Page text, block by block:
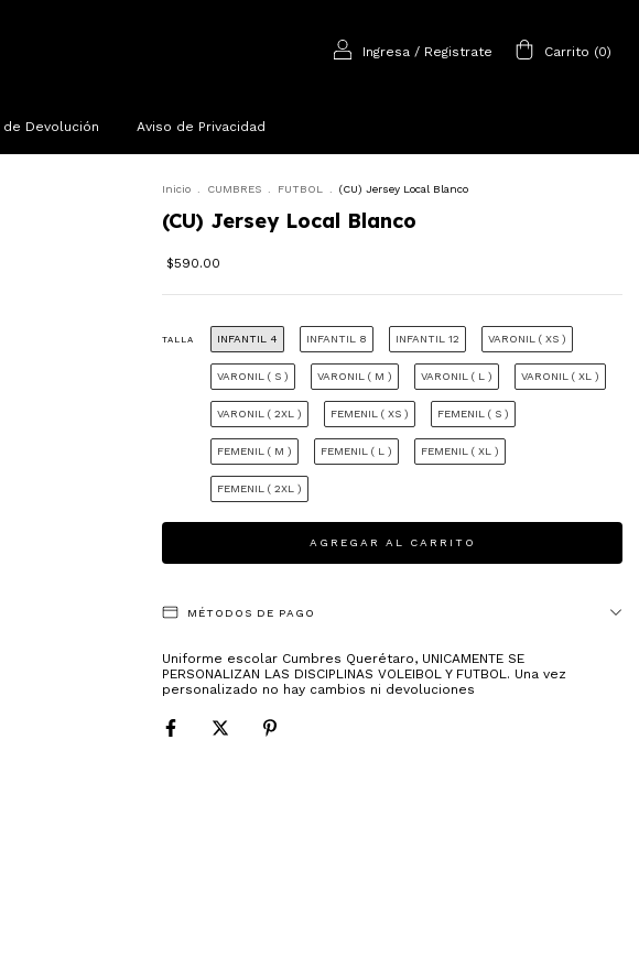
Ingresa / Registrate Carrito (0)
de Devolución Aviso de Privacidad
Inicio CUMBRES FUTBOL (CU) Jersey Local Blanco
(CU) Jersey Local Blanco
$590.00
TALLA INFANTIL 4 INFANTIL 8 INFANTIL 12 VARONIL ( XS )
VARONIL ( S ) VARONIL ( M ) VARONIL ( L ) VARONIL ( XL )
VARONIL ( 2XL ) FEMENIL ( XS ) FEMENIL ( S )
FEMENIL ( M ) FEMENIL ( L ) FEMENIL ( XL )
FEMENIL ( 2XL )
MÉTODOS DE PAGO
Uniforme escolar Cumbres Querétaro, UNICAMENTE SE
PERSONALIZAN LAS DISCIPLINAS VOLEIBOL Y FUTBOL. Una vez
personalizado no hay cambios ni devoluciones